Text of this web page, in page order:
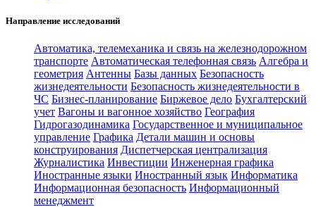
Направление исследований
Автоматика, телемеханика и связь на железнодорожном
транспорте Автоматическая телефонная связь Алгебра и
геометрия Антенны Базы данных Безопасность
жизнедеятельности Безопасность жизнедеятельности в
ЧС Бизнес-планирование Биржевое дело Бухгалтерский
учет Вагоны и вагонное хозяйство География
Гидрогазодинамика Государственное и муниципальное
управление Графика Детали машин и основы
конструирования Диспетчерская централизация
Журналистика Инвестиции Инженерная графика
Иностранные языки Иностранный язык Информатика
Информационная безопасность Информационный
менеджмент